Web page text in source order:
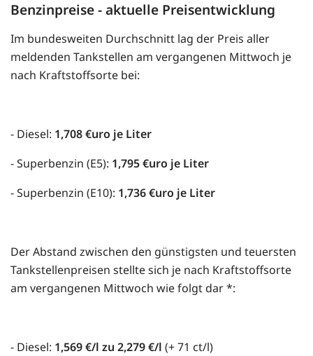
Benzinpreise - aktuelle Preisentwicklung
Im bundesweiten Durchschnitt lag der Preis aller
meldenden Tankstellen am vergangenen Mittwoch je
nach Kraftstoffsorte bei:
- Diesel: 1,708 €uro je Liter
- Superbenzin (E5): 1,795 €uro je Liter
- Superbenzin (E10): 1,736 €uro je Liter
Der Abstand zwischen den günstigsten und teuersten
Tankstellenpreisen stellte sich je nach Kraftstoffsorte
am vergangenen Mittwoch wie folgt dar *:
- Diesel: 1,569 €/l zu 2,279 €/l (+ 71 ct/l)